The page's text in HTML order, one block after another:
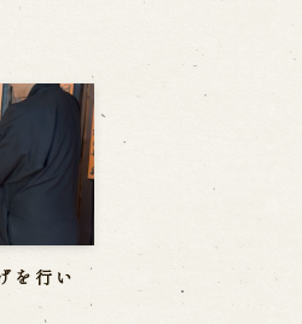
を行い